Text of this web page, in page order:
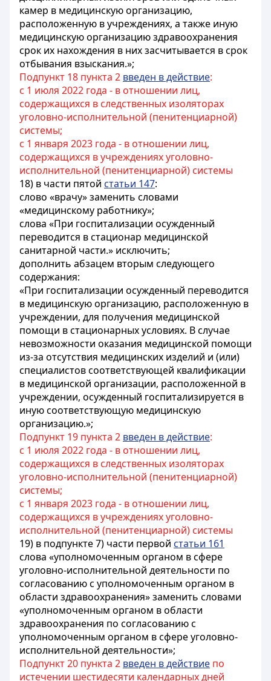
камер в медицинскую организацию,
расположенную в учреждениях, а также иную
медицинскую организацию здравоохранения
срок их нахождения в них засчитывается в срок
отбывания взыскания.»;
Подпункт 18 пункта 2 введен в действие:
с 1 июля 2022 года - в отношении лиц,
содержащихся в следственных изоляторах
уголовно-исполнительной (пенитенциарной)
системы;
с 1 января 2023 года - в отношении лиц,
содержащихся в учреждениях уголовно-
исполнительной (пенитенциарной) системы
18) в части пятой статьи 147:
слово «врачу» заменить словами
«медицинскому работнику»;
слова «При госпитализации осужденный
переводится в стационар медицинской
санитарной части.» исключить;
дополнить абзацем вторым следующего
содержания:
«При госпитализации осужденный переводится
в медицинскую организацию, расположенную в
учреждении, для получения медицинской
помощи в стационарных условиях. В случае
невозможности оказания медицинской помощи
из-за отсутствия медицинских изделий и (или)
специалистов соответствующей квалификации
в медицинской организации, расположенной в
учреждении, осужденный госпитализируется в
иную соответствующую медицинскую
организацию.»;
Подпункт 19 пункта 2 введен в действие:
с 1 июля 2022 года - в отношении лиц,
содержащихся в следственных изоляторах
уголовно-исполнительной (пенитенциарной)
системы;
с 1 января 2023 года - в отношении лиц,
содержащихся в учреждениях уголовно-
исполнительной (пенитенциарной) системы
19) в подпункте 7) части первой статьи 161
слова «уполномоченным органом в сфере
уголовно-исполнительной деятельности по
согласованию с уполномоченным органом в
области здравоохранения» заменить словами
«уполномоченным органом в области
здравоохранения по согласованию с
уполномоченным органом в сфере уголовно-
исполнительной деятельности»;
Подпункт 20 пункта 2 введен в действие по
истечении шестидесяти календарных дней